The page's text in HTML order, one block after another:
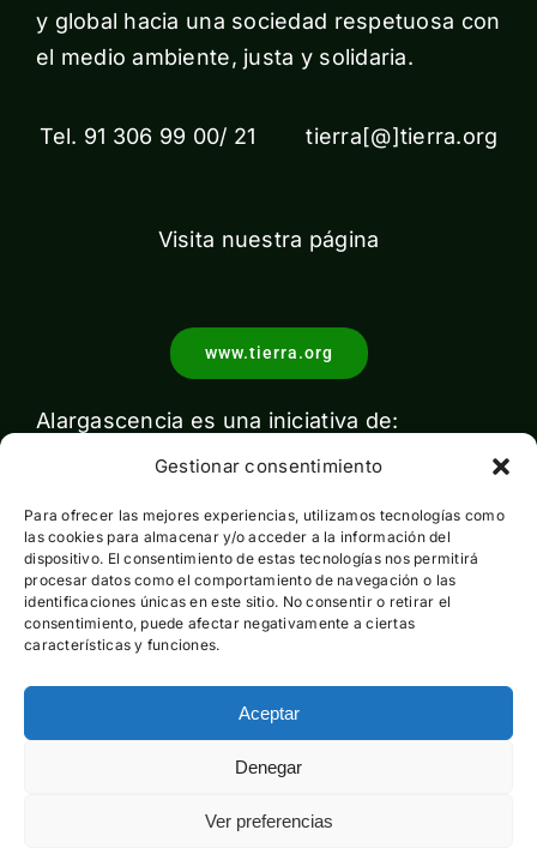
Gestionar consentimiento
Para ofrecer las mejores experiencias, utilizamos tecnologías como
las cookies para almacenar y/o acceder a la información del
dispositivo. El consentimiento de estas tecnologías nos permitirá
procesar datos como el comportamiento de navegación o las
identificaciones únicas en este sitio. No consentir o retirar el
consentimiento, puede afectar negativamente a ciertas
características y funciones.
Aceptar
Denegar
Ver preferencias
y global hacia una sociedad respetuosa con
el medio ambiente, justa y solidaria.
Tel. 91 306 99 00/ 21 tierra[@]tierra.org
Visita nuestra página
www.tierra.org
Alargascencia es una iniciativa de:
Con el apoyo de:
Esta actividad ha sido financiada por el Ministerio para la